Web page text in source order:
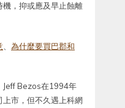
，抑或應及早止蝕離
為什麼要買巴郡和
Jeff Bezos在1994年
市，但不久遇上科網